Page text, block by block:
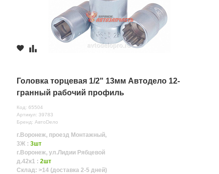
Головка торцевая 1/2" 13мм Автодело 12-
гранный рабочий профиль
Код: 65504
Артикул: 39783
Бренд: АвтоDело
г.Воронеж, проезд Монтажный,
3Ж : 3шт
г.Воронеж, ул.Лидии Рябцевой
д.42к1 : 2шт
Склад: >14 (доставка 2-5 дней)